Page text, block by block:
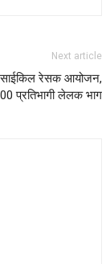
Next article
रेसक आयोजन,
प्रतिभागी लेलक भाग